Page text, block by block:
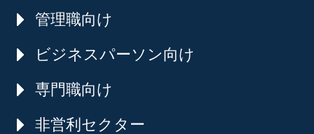
管理職向け
ビジネスパーソン向け
専門職向け
非営利セクター